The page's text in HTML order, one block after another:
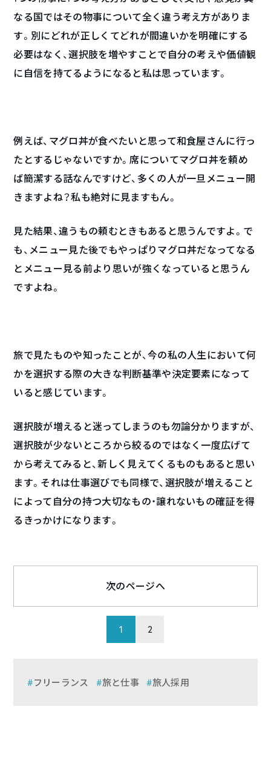
なる国ではその物事について全く違う考え方がありま
す。別にどれが正しくてどれが間違いかを明確にする
必要はなく、選択肢を増やすことで自分の考えや価値観
に自信を持てるようになると私は思っています。
例えば、マグロ丼が食べたいと思って和食屋さんに行っ
たとするじゃないですか。席についてマグロ丼を頼め
ば簡潔する話なんですけど、多くの人が一旦メニュー開
きますよね？私も絶対に見ますもん。
見た結果、違うもの頼むときもあると思うんですよ。で
も、メニュー見た後でもやっぱりマグロ丼だなってなる
とメニュー見る前より思いが強くなっていると思うん
ですよね。
旅で見たものや知ったことが、今の私の人生において何
かを選択する際の大きな判断基準や決定要素になって
いると感じています。
選択肢が増えると迷ってしまうのも勿論分かりますが、
選択肢が少ないところから絞るのではなく一度広げて
から考えてみると、新しく見えてくるものもあると思い
ます。それは仕事選びでも同様で、選択肢が増えること
によって自分の持つ大切なもの・譲れないもの確証を得
るきっかけになります。
1 2
次のページへ
フリーランス 旅と仕事 旅人採用